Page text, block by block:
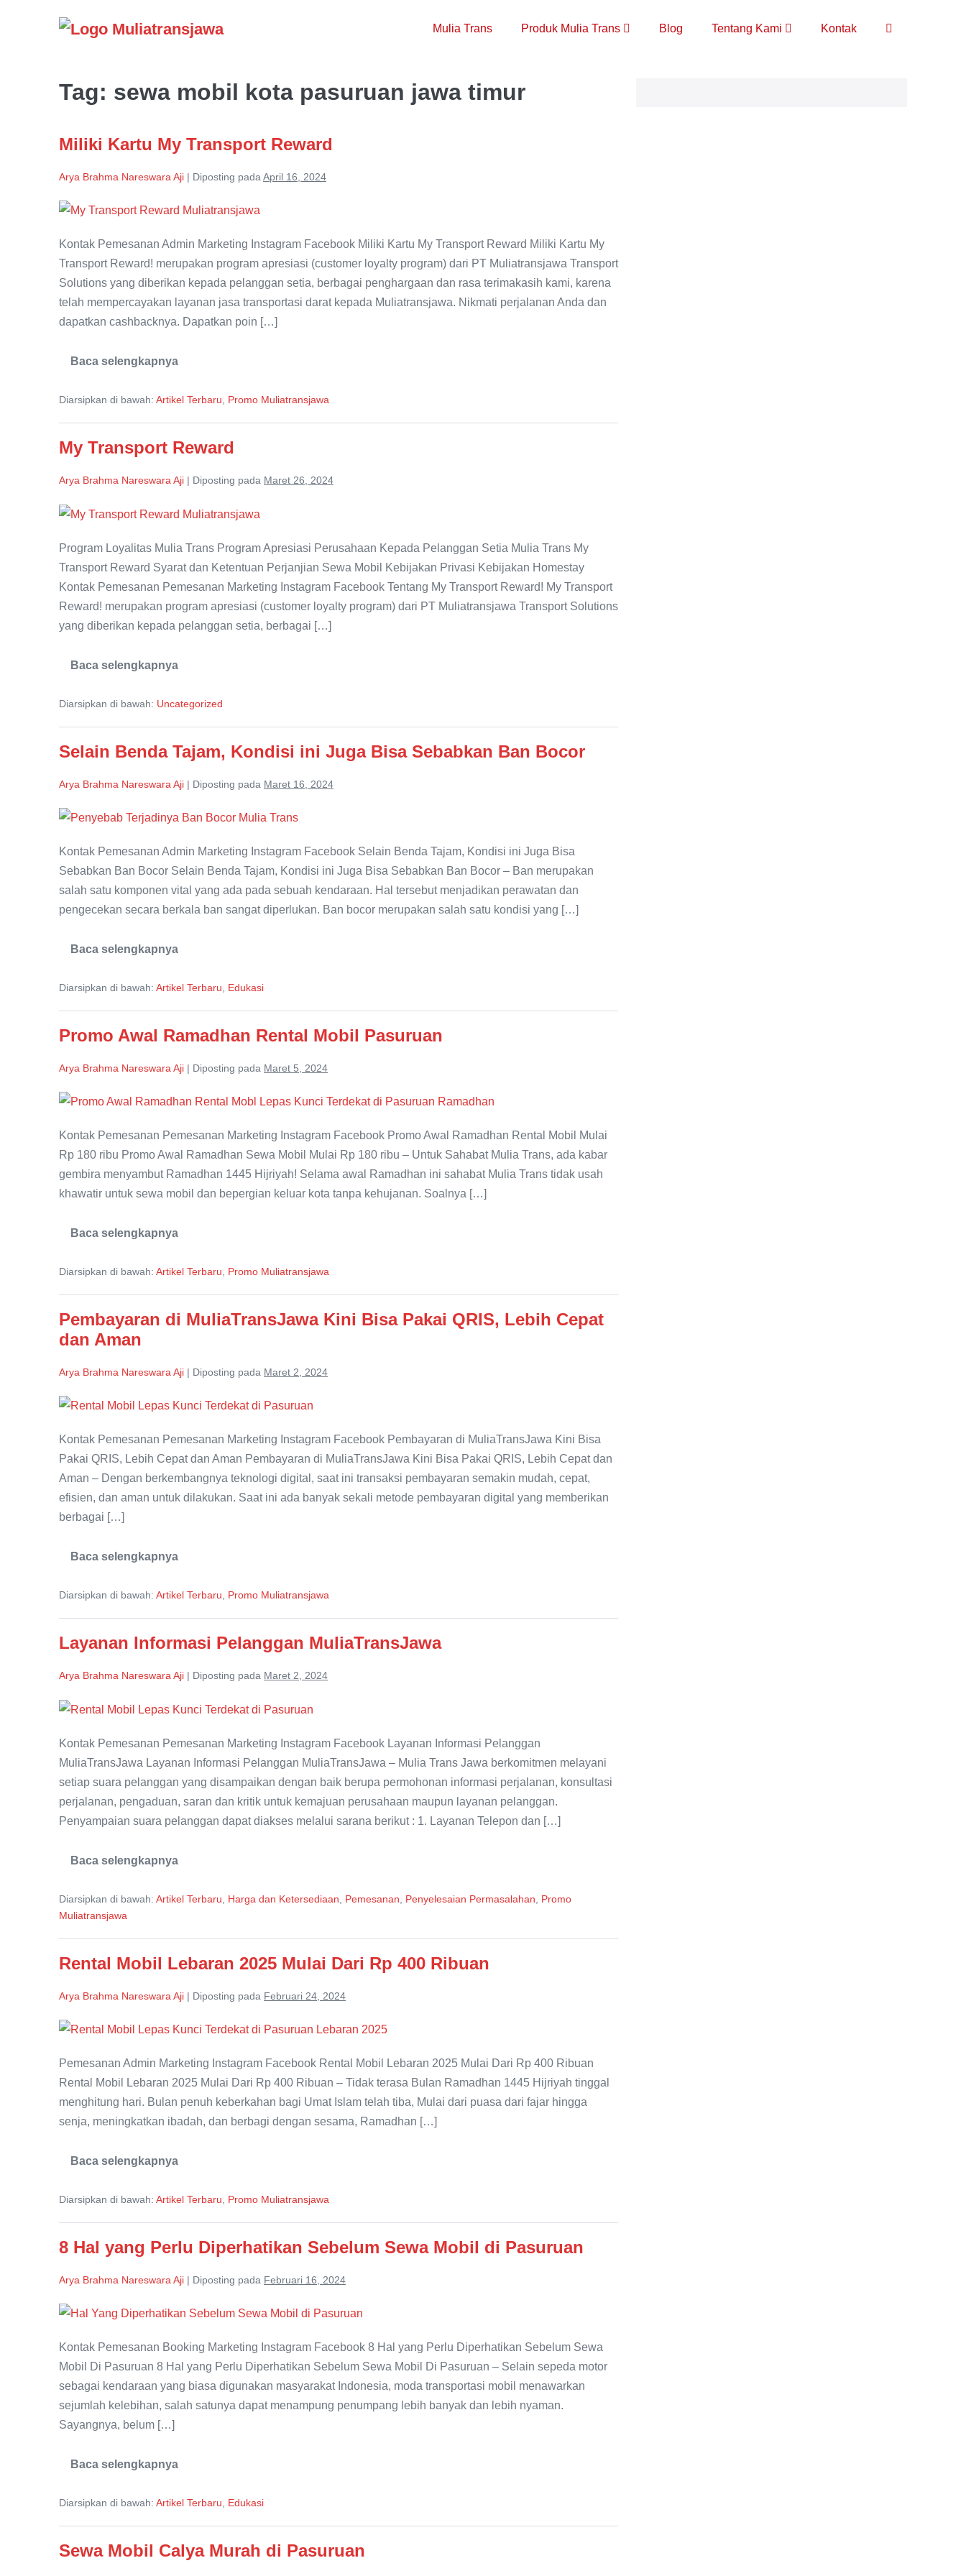
Mulia Trans Produk Mulia Trans Blog Tentang Kami Kontak
Toggle
Tag: sewa mobil kota pasuruan jawa timur
Miliki Kartu My Transport Reward
Arya Brahma Nareswara Aji | Diposting pada April 16, 2024
Miliki
My
Transport
Reward
Kontak Pemesanan Admin Marketing Instagram Facebook Miliki Kartu My Transport Reward Miliki Kartu My
Transport Reward! merupakan program apresiasi (customer loyalty program) dari PT Muliatransjawa Transport
Solutions yang diberikan kepada pelanggan setia, berbagai penghargaan dan rasa terimakasih kami, karena
telah mempercayakan layanan jasa transportasi darat kepada Muliatransjawa. Nikmati perjalanan Anda dan
dapatkan cashbacknya. Dapatkan poin […]
Baca selengkapnya
Miliki
Transport
Diarsipkan di bawah: Artikel Terbaru, Promo Muliatransjawa
My Transport Reward
Arya Brahma Nareswara Aji | Diposting pada Maret 26, 2024
My
Reward
Program Loyalitas Mulia Trans Program Apresiasi Perusahaan Kepada Pelanggan Setia Mulia Trans My
Transport Reward Syarat dan Ketentuan Perjanjian Sewa Mobil Kebijakan Privasi Kebijakan Homestay
Kontak Pemesanan Pemesanan Marketing Instagram Facebook Tentang My Transport Reward! My Transport
Reward! merupakan program apresiasi (customer loyalty program) dari PT Muliatransjawa Transport Solutions
yang diberikan kepada pelanggan setia, berbagai […]
Baca selengkapnya
My
Diarsipkan di bawah: Uncategorized
Selain Benda Tajam, Kondisi ini Juga Bisa Sebabkan Ban Bocor
Arya Brahma Nareswara Aji | Diposting pada Maret 16, 2024
Selain
Tajam,
Kondisi
ini
Juga
Sebabkan
Bocor
Kontak Pemesanan Admin Marketing Instagram Facebook Selain Benda Tajam, Kondisi ini Juga Bisa
Sebabkan Ban Bocor Selain Benda Tajam, Kondisi ini Juga Bisa Sebabkan Ban Bocor – Ban merupakan
salah satu komponen vital yang ada pada sebuah kendaraan. Hal tersebut menjadikan perawatan dan
pengecekan secara berkala ban sangat diperlukan. Ban bocor merupakan salah satu kondisi yang […]
Baca selengkapnya
Selain
Kondisi
Juga
Sebabkan
Ban
Diarsipkan di bawah: Artikel Terbaru Edukasi
Promo Awal Ramadhan Rental Mobil Pasuruan
Arya Brahma Nareswara Aji | Diposting pada Maret 5, 2024
Promo
Ramadhan
Rental
Mobil
Pasuruan
Kontak Pemesanan Pemesanan Marketing Instagram Facebook Promo Awal Ramadhan Rental Mobil Mulai
Rp 180 ribu Promo Awal Ramadhan Sewa Mobil Mulai Rp 180 ribu – Untuk Sahabat Mulia Trans, ada kabar
gembira menyambut Ramadhan 1445 Hijriyah! Selama awal Ramadhan ini sahabat Mulia Trans tidak usah
khawatir untuk sewa mobil dan bepergian keluar kota tanpa kehujanan. Soalnya […]
Baca selengkapnya
Promo
Rental
Pasuruan
Diarsipkan di bawah: Artikel Terbaru Promo Muliatransjawa
Pembayaran di MuliaTransJawa Kini Bisa Pakai QRIS, Lebih Cepat
dan Aman
Arya Brahma Nareswara Aji | Diposting pada Maret 2, 2024
Pembayaran
MuliaTransJawa
Kini
Bisa
Pakai
QRIS,
Cepat
Aman
Kontak Pemesanan Pemesanan Marketing Instagram Facebook Pembayaran di MuliaTransJawa Kini Bisa
Pakai QRIS, Lebih Cepat dan Aman Pembayaran di MuliaTransJawa Kini Bisa Pakai QRIS, Lebih Cepat dan
Aman – Dengan berkembangnya teknologi digital, saat ini transaksi pembayaran semakin mudah, cepat,
efisien, dan aman untuk dilakukan. Saat ini ada banyak sekali metode pembayaran digital yang memberikan
berbagai […]
Baca selengkapnya
Pembayaran
Kini
Pakai
Lebih
Aman
Diarsipkan di bawah: Artikel Terbaru, Promo Muliatransjawa
Layanan Informasi Pelanggan MuliaTransJawa
Arya Brahma Nareswara Aji | Diposting pada Maret 2, 2024
Layanan
Pelanggan
MuliaTransJawa
Kontak Pemesanan Pemesanan Marketing Instagram Facebook Layanan Informasi Pelanggan
MuliaTransJawa Layanan Informasi Pelanggan MuliaTransJawa – Mulia Trans Jawa berkomitmen melayani
setiap suara pelanggan yang disampaikan dengan baik berupa permohonan informasi perjalanan, konsultasi
perjalanan, pengaduan, saran dan kritik untuk kemajuan perusahaan maupun layanan pelanggan.
Penyampaian suara pelanggan dapat diakses melalui sarana berikut : 1. Layanan Telepon dan […]
Baca selengkapnya
Layanan
MuliaTransJawa
Diarsipkan di bawah: Artikel Terbaru Harga dan Ketersediaan Pemesanan Penyelesaian Permasalahan
Promo
Muliatransjawa
Rental Mobil Lebaran 2025 Mulai Dari Rp 400 Ribuan
Arya Brahma Nareswara Aji | Diposting pada Februari 24, 2024
Rental
Lebaran
2025
Mulai
Dari
400
Pemesanan Admin Marketing Instagram Facebook Rental Mobil Lebaran 2025 Mulai Dari Rp 400 Ribuan
Rental Mobil Lebaran 2025 Mulai Dari Rp 400 Ribuan – Tidak terasa Bulan Ramadhan 1445 Hijriyah tinggal
menghitung hari. Bulan penuh keberkahan bagi Umat Islam telah tiba, Mulai dari puasa dari fajar hingga
senja, meningkatkan ibadah, dan berbagi dengan sesama, Ramadhan […]
Baca selengkapnya
Rental
2025
Dari
400
Ribuan
Diarsipkan di bawah: Artikel Terbaru Promo Muliatransjawa
8 Hal yang Perlu Diperhatikan Sebelum Sewa Mobil di Pasuruan
Arya Brahma Nareswara Aji | Diposting pada Februari 16, 2024
8
yang
Perlu
Diperhatikan
Sebelum
Sewa
Kontak Pemesanan Booking Marketing Instagram Facebook 8 Hal yang Perlu Diperhatikan Sebelum Sewa
Mobil Di Pasuruan 8 Hal yang Perlu Diperhatikan Sebelum Sewa Mobil Di Pasuruan – Selain sepeda motor
sebagai kendaraan yang biasa digunakan masyarakat Indonesia, moda transportasi mobil menawarkan
sejumlah kelebihan, salah satunya dapat menampung penumpang lebih banyak dan lebih nyaman.
Sayangnya, belum […]
Baca selengkapnya
8
Perlu
Sebelum
Mobil
Diarsipkan di bawah: Artikel Terbaru Edukasi
Sewa Mobil Calya Murah di Pasuruan